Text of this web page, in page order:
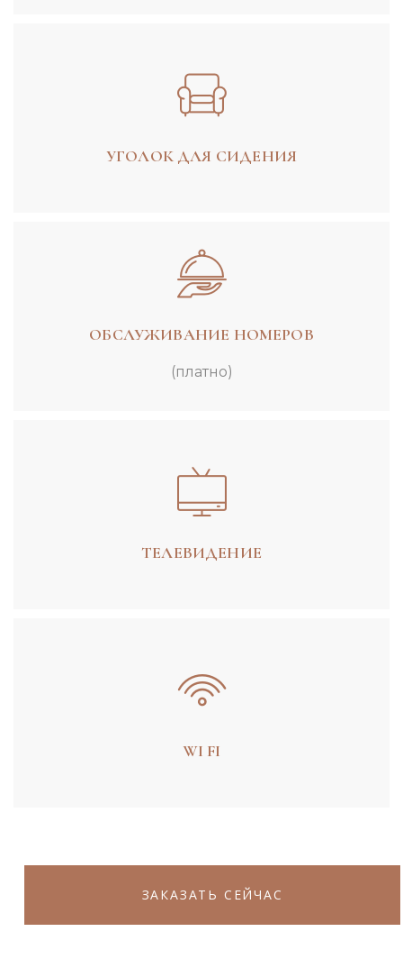
УГОЛОК ДЛЯ СИДЕНИЯ
ОБСЛУЖИВАНИЕ НОМЕРОВ
(платно)
ТЕЛЕВИДЕНИЕ
WI FI
ЗАКАЗАТЬ СЕЙЧАС